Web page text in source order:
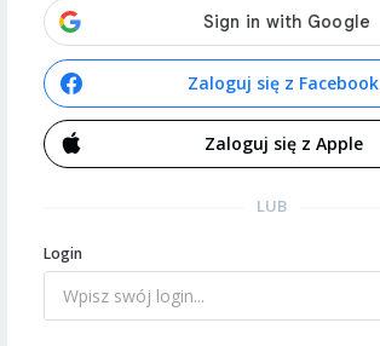
Zaloguj się z Facebook
Zaloguj się z Apple
LUB
Login